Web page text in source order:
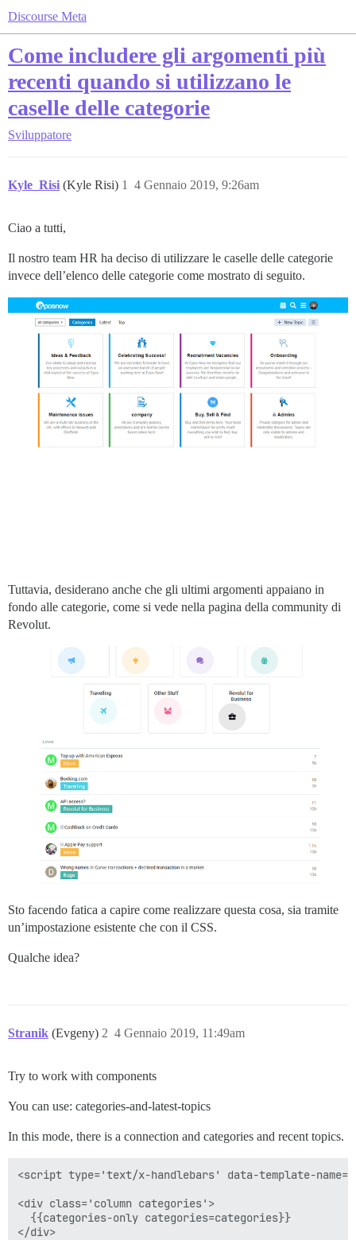
Discourse Meta
Come includere gli argomenti più
recenti quando si utilizzano le
caselle delle categorie
Sviluppatore
Kyle_Risi (Kyle Risi) 4 Gennaio 2019, 9:26am
1
Ciao a tutti,
Il nostro team HR ha deciso di utilizzare le caselle delle categorie
invece dell’elenco delle categorie come mostrato di seguito.
Tuttavia, desiderano anche che gli ultimi argomenti appaiano in
fondo alle categorie, come si vede nella pagina della community di
Revolut.
Sto facendo fatica a capire come realizzare questa cosa, sia tramite
un’impostazione esistente che con il CSS.
Qualche idea?
Stranik (Evgeny) 4 Gennaio 2019, 11:49am
2
Try to work with components
You can use: categories-and-latest-topics
In this mode, there is a connection and categories and recent topics.
<script type='text/x-handlebars' data-template-
<div class='column categories'>
  {{categories-only categories=categories}}
</div>